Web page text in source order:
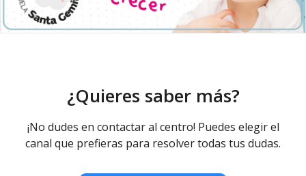
¿Quieres saber más?
¡No dudes en contactar al centro! Puedes elegir el
canal que prefieras para resolver todas tus dudas.